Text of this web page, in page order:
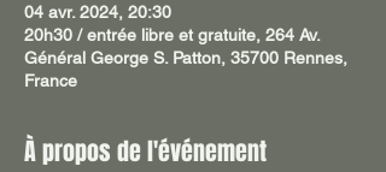
04 avr. 2024, 20:30
20h30 / entrée libre et gratuite, 264 Av.
Général George S. Patton, 35700 Rennes,
France
À propos de l'événement